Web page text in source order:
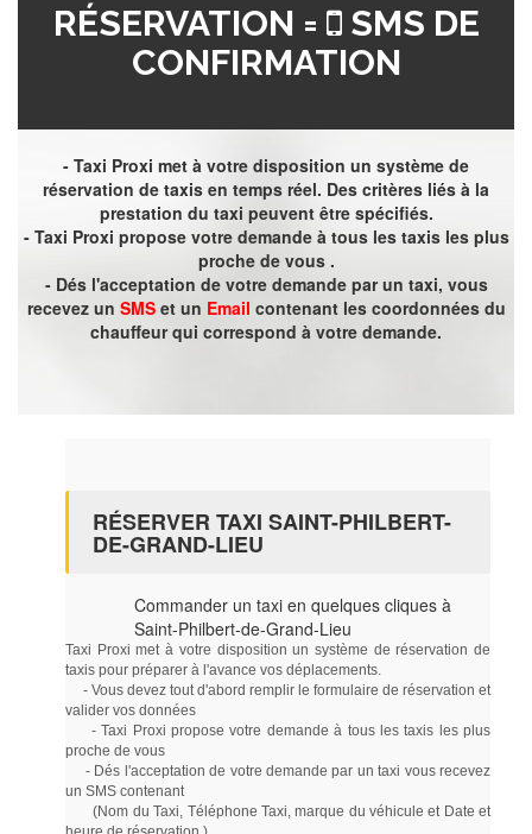
RÉSERVATION =
SMS DE
CONFIRMATION
- Taxi Proxi met à votre disposition un système de
réservation de taxis en temps réel. Des critères liés à la
prestation du taxi peuvent être spécifiés.
- Taxi Proxi propose votre demande à tous les taxis les plus
proche de vous .
- Dés l'acceptation de votre demande par un taxi, vous
recevez un SMSet un Email contenant les coordonnées du
chauffeur qui correspond à votre demande.
RÉSERVER TAXI SAINT-PHILBERT-
DE-GRAND-LIEU
Commander un taxi en quelques cliques à
Saint-Philbert-de-Grand-Lieu
Taxi Proxi met à votre disposition un système de réservation de
taxis pour préparer à l'avance vos déplacements.
- Vous devez tout d'abord remplir le formulaire de réservation et
valider vos données
- Taxi Proxi propose votre demande à tous les taxis les plus
proche de vous
- Dés l'acceptation de votre demande par un taxi vous recevez
un SMS contenant
(Nom du Taxi, Téléphone Taxi, marque du véhicule et Date et